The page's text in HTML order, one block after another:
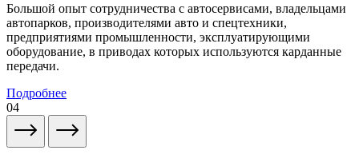
Большой опыт сотрудничества с автосервисами, владельцами
автопарков, производителями авто и спецтехники,
предприятиями промышленности, эксплуатирующими
оборудование, в приводах которых используются карданные
передачи.
Подробнее
04